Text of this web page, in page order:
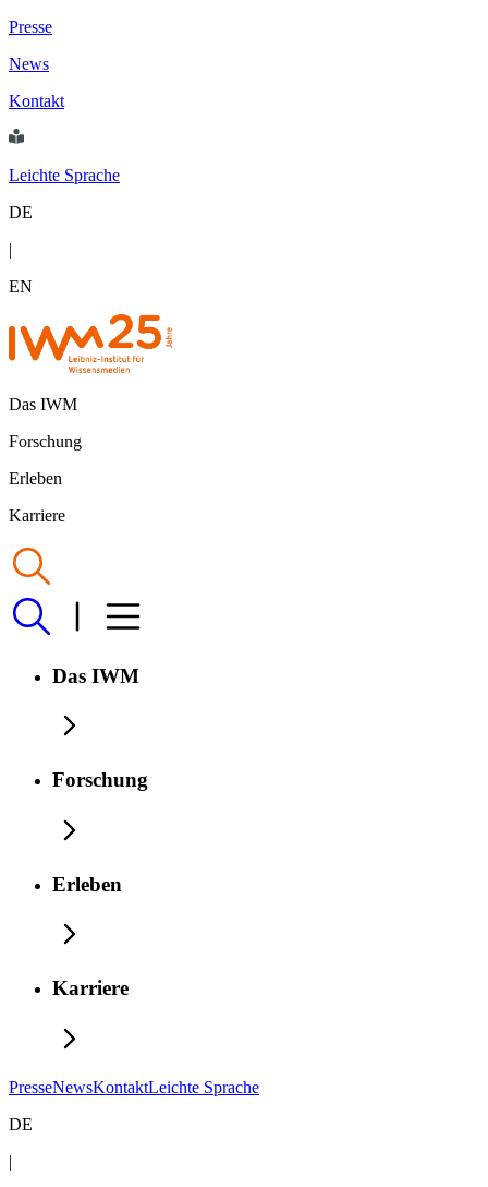
Presse
News
Kontakt
Leichte Sprache
DE
|
EN
Das IWM
Forschung
Erleben
Karriere
Das IWM
Forschung
Erleben
Karriere
PresseNewsKontaktLeichte Sprache
DE
|